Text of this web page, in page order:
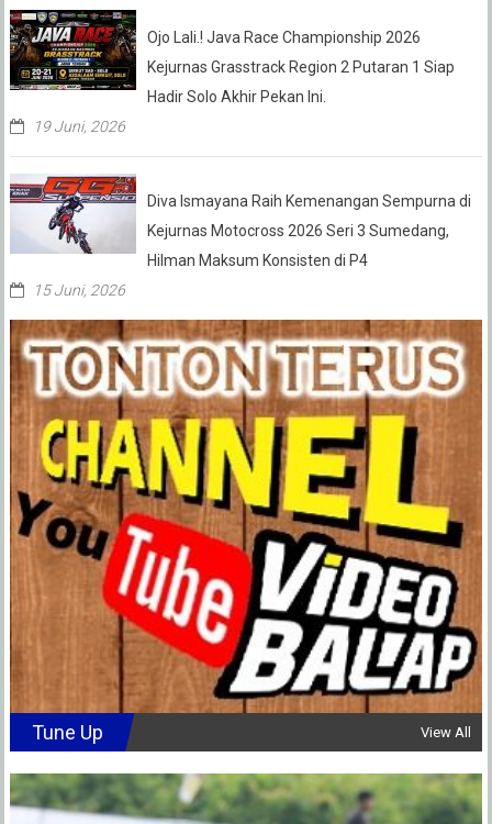
Ojo Lali.! Java Race Championship 2026
Kejurnas Grasstrack Region 2 Putaran 1 Siap
Hadir Solo Akhir Pekan Ini.
19 Juni, 2026
Diva Ismayana Raih Kemenangan Sempurna di
Kejurnas Motocross 2026 Seri 3 Sumedang,
Hilman Maksum Konsisten di P4
15 Juni, 2026
Tune Up View All